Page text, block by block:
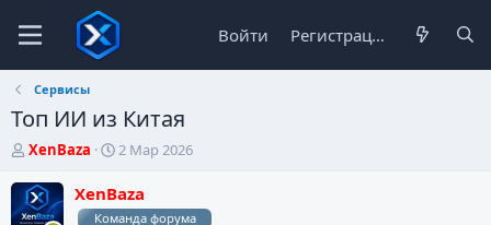
Войти Регистрация
Сервисы
Топ ИИ из Китая
А
т
о
XenBaza
Д
т
а
2 Мар 2026
XenBaza
Команда форума